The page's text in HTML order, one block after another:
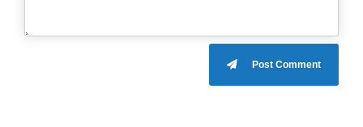
Post Comment